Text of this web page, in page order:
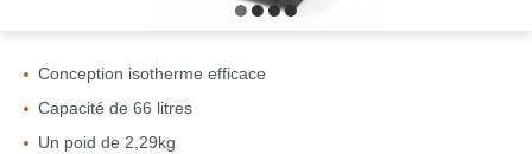
Conception isotherme efficace
Capacité de 66 litres
Un poid de 2,29kg